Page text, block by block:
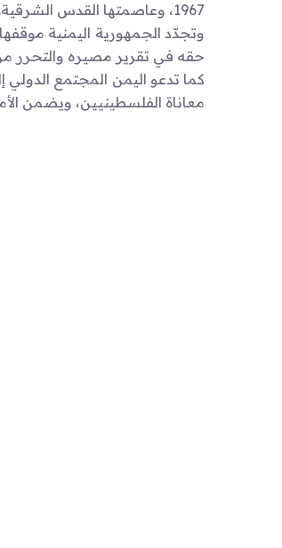
1967، وعاصمتها القدس الشرقية.
وتجدّد الجمهورية اليمنية
حقه في تقرير مصيره والتحرر من
كما تدعو اليمن المجتمع
معاناة الفلسطينيين، ويضمن